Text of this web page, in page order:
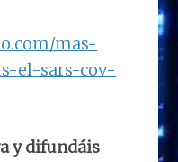
mas-
el-sars-cov-
y difundáis